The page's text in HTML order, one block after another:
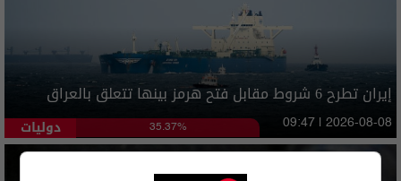
إيران تطرح 6 شروط مقابل فتح هرمز بينها تتعلق بالعراق
دوليات 35.37% 09:47 | 2026-08-08